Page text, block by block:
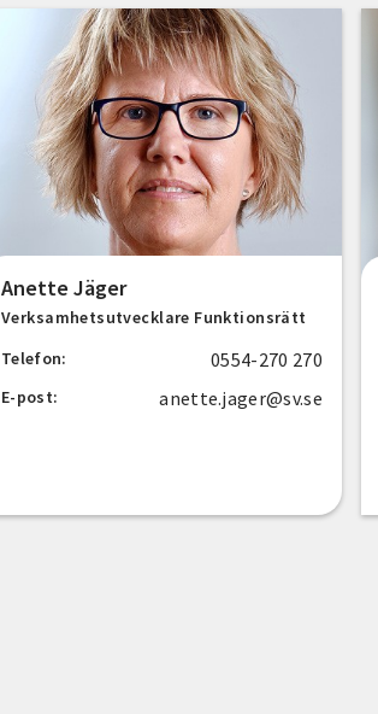
Anette Jäger
Verksamhetsutvecklare Funktionsrätt
Telefon:
0554-270 270
E-post: anette.jager@sv.se